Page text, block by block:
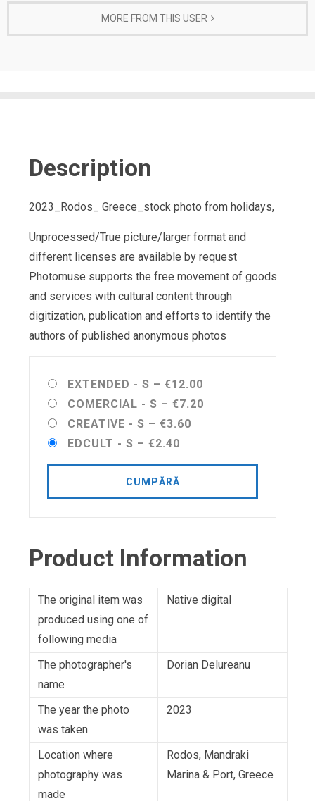
MORE FROM THIS USER
Description
2023_Rodos_ Greece_stock photo from holidays,
Unprocessed/True picture/larger format and
different licenses are available by request
Photomuse supports the free movement of goods
and services with cultural content through
digitization, publication and efforts to identify the
authors of published anonymous photos
EXTENDED - S – €12.00
COMERCIAL - S – €7.20
CREATIVE - S – €3.60
EDCULT - S – €2.40
CUMPĂRĂ
Product Information
The original item was
produced using one of
following media
Native digital
The photographer's
name
Dorian Delureanu
The year the photo
was taken
2023
Location where
photography was
made
Rodos, Mandraki
Marina & Port, Greece